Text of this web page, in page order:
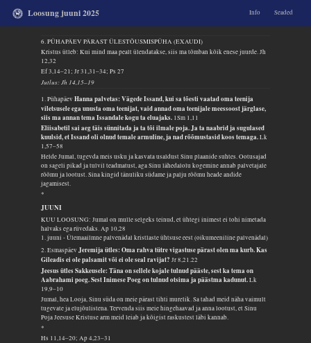
Loosung juuni 2025 Info Seaded
6. PÜHAPÄEV PÄRAST ÜLESTÕUSMISPÜHA (EXAUDI)
Kristus ütleb: Kui mind maa pealt ülendatakse, siis ma tõmban kõik enese juurde.Jh
12,32
Ef 3,14–21; Jr 31,31–34; Ps 27
Jutlus: Jh 14,15–19
1. PühapäevHanna palvetas: Vägede Issand, kui sa tõesti vaatad oma teenija
viletsusele ega unusta oma teenijat, vaid annad oma teenijale meessoost järglase,
siis ma annan tema Issandale kogu ta eluajaks. 1Sm 1,11
Eliisabetil sai aeg täis sünnitada ja ta tõi ilmale poja. Ja ta naabrid ja sugulased
kuulsid, et Issand oli olnud temale armuline, ja nad rõõmustasid koos temaga.Lk
1,57–58
Helde Jumal, tugevda meis usku ja kasvata usaldust Sinu plaanide suhtes. Ootusajad
on sageli pikad ja tulvil teadmatust, aga Sinu lähedalolu kogemine annab palvetajale
rõõmu ja lootust. Sina kingid tänuliku südame ja palju rõõmu heade andide
jagamisest.
*
JUUNI
KUU LOOSUNG: Jumal on mulle selgeks teinud, et ühtegi inimest ei tohi nimetada
halvaks ega rüvedaks.Ap 10,28
1. juuni - Ülemaailmne palvenädal kristlaste ühtsuse eest (oikumeeniline palvenädal)
2. EsmaspäevJeremija ütles: Oma rahva tütre vigastuse pärast olen ma kurb. Kas
Gileadis ei ole palsamit või ei ole seal ravijat?Jr 8,21.22
Jeesus ütles Sakkeusele: Täna on sellele kojale tulnud pääste, sest ka tema on
Aabrahami poeg. Sest Inimese Poeg on tulnud otsima ja päästma kadunut.Lk
19,9–10
Jumal, hea Looja, Sinu süda on meie pärast tihti murelik. Sa tahad meid näha vaimult
tugevate ja elujõulistena. Tervenda siis meie hingehaavad ja anna lootust, et Sinu
Poja Jeesuse Kristuse arm meid leiab ja kõigist raskustest läbi kannab.
*
Hs 11,14–20; Ap 4,23–31